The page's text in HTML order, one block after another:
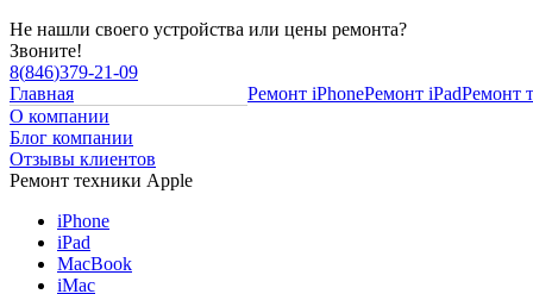
Не нашли своего устройства или цены ремонта?
Звоните!
8(846)379-21-09
Главная
О компании
Блог компании
Отзывы клиентов
Ремонт iPhoneРемонт iPadРемонт
Ремонт техники Apple
iPhone
iPad
MacBook
iMac